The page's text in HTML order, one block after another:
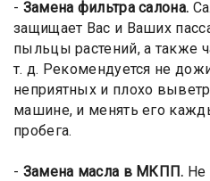
- Замена фильтра салона.
защищает Вас и Ваших
пыльцы растений, а также
т. д. Рекомендуется не
неприятных и плохо
машине, и менять его
пробега.
- Замена масла в МКПП. Не